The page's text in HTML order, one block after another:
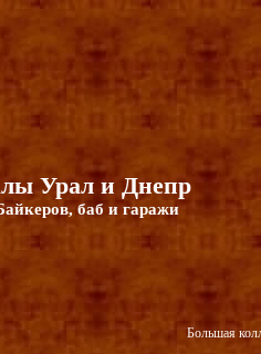
Урал и Днепр
баб и гаражи
Большая